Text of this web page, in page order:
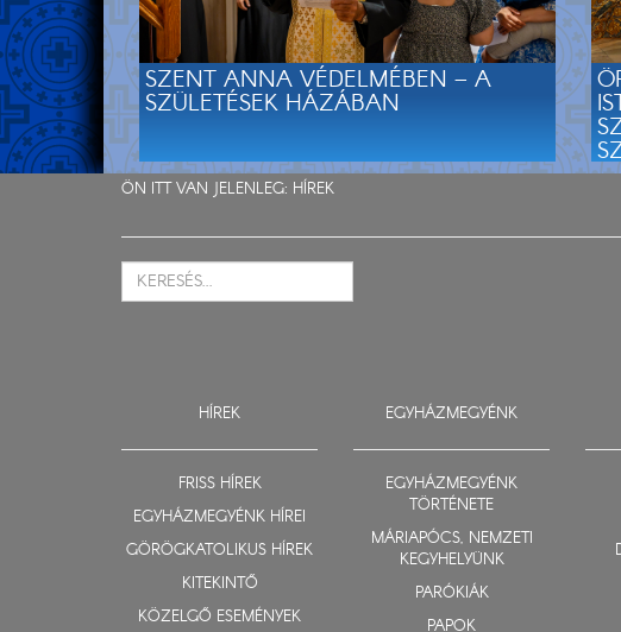
SZENT ANNA VÉDELMÉBEN – A
SZÜLETÉSEK HÁZÁBAN
ÖN ITT VAN JELENLEG: HÍREK
HÍREK
FRISS HÍREK
EGYHÁZMEGYÉNK HÍREI
GÖRÖGKATOLIKUS HÍREK
KITEKINTŐ
KÖZELGŐ ESEMÉNYEK
EGYHÁZMEGYÉNK
EGYHÁZMEGYÉNK
TÖRTÉNETE
MÁRIAPÓCS, NEMZETI
KEGYHELYÜNK
PARÓKIÁK
PAPOK